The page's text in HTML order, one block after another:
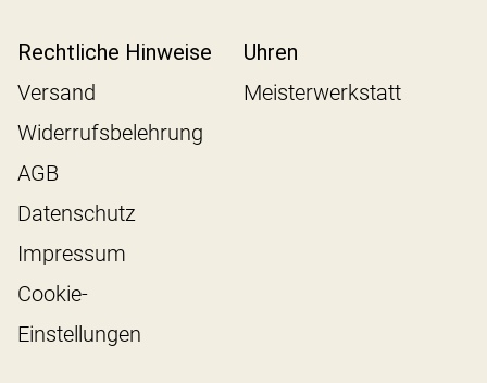
Rechtliche Hinweise
Versand
Widerrufsbelehrung
AGB
Datenschutz
Impressum
Cookie-
Einstellungen
Uhren
Meisterwerkstatt